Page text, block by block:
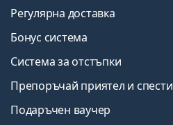
Регулярна доставка
Бонус система
Система за отстъпки
Препоръчай приятел и спести
Подаръчен ваучер